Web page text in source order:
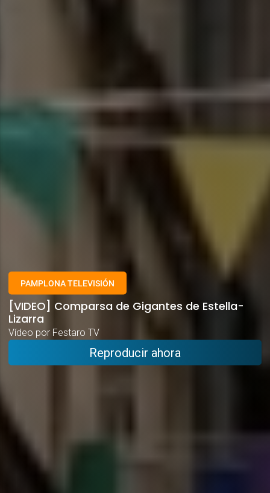
PAMPLONA TELEVISIÓN
[VIDEO] Comparsa de Gigantes de Estella-
Lizarra
Vídeo por Festaro TV
Reproducir ahora